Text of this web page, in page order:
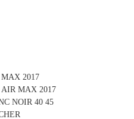
2017
MAX 2017
NOIR 40 45